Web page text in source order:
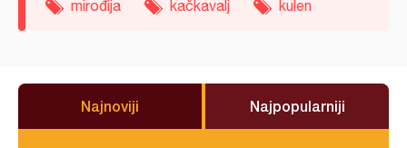
mirođija
kačkavalj kulen
Najnoviji Najpopularniji